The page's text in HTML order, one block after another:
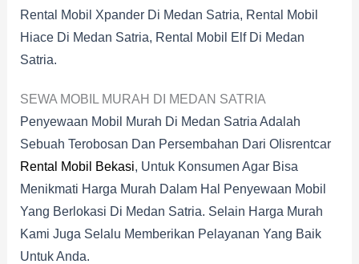
Rental Mobil Xpander Di Medan Satria, Rental Mobil
Hiace Di Medan Satria, Rental Mobil Elf Di Medan
Satria.
SEWA MOBIL MURAH DI MEDAN SATRIA
Penyewaan Mobil Murah Di Medan Satria Adalah
Sebuah Terobosan Dan Persembahan Dari Olisrentcar
Rental Mobil Bekasi, Untuk Konsumen Agar Bisa
Menikmati Harga Murah Dalam Hal Penyewaan Mobil
Yang Berlokasi Di Medan Satria. Selain Harga Murah
Kami Juga Selalu Memberikan Pelayanan Yang Baik
Untuk Anda.